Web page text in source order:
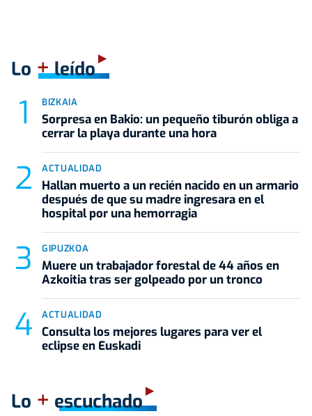
Lo +leído
BIZKAIA
Sorpresa en Bakio: un pequeño tiburón obliga a
cerrar la playa durante una hora
ACTUALIDAD
Hallan muerto a un recién nacido en un armario
después de que su madre ingresara en el
hospital por una hemorragia
GIPUZKOA
Muere un trabajador forestal de 44 años en
Azkoitia tras ser golpeado por un tronco
ACTUALIDAD
Consulta los mejores lugares para ver el
eclipse en Euskadi
Lo + escuchado